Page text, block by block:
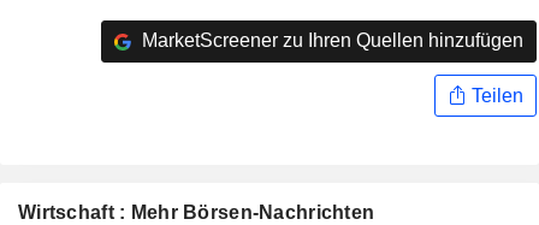
MarketScreener zu Ihren Quellen hinzufügen
Teilen
Wirtschaft : Mehr Börsen-Nachrichten